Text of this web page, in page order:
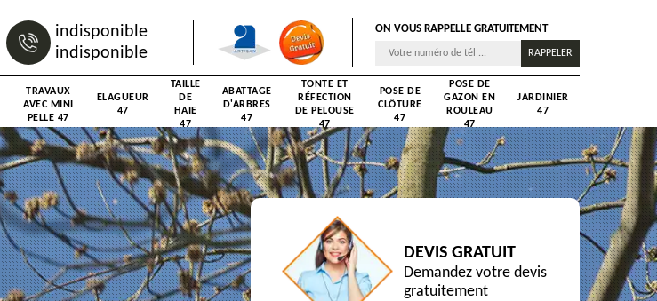
indisponible
indisponible
ON VOUS RAPPELLE GRATUITEMENT
TRAVAUX
AVEC MINI
PELLE 47
ELAGUEUR
47
TAILLE
DE
HAIE
47
ABATTAGE
D'ARBRES
47
TONTE ET
RÉFECTION
DE PELOUSE
47
POSE DE
CLÔTURE
47
POSE DE
GAZON EN
ROULEAU
47
JARDINIER
47
DEVIS GRATUIT
Demandez votre devis
gratuitement